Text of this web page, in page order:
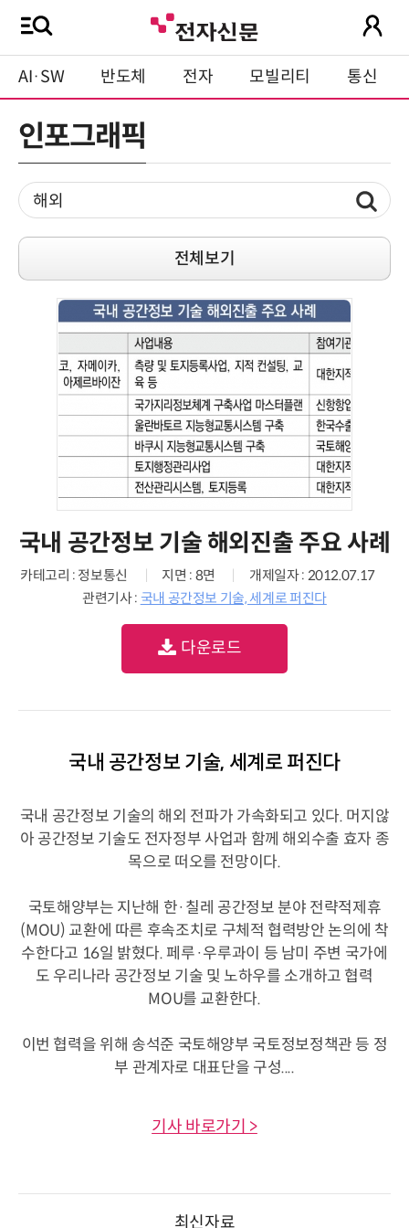
AI·SW 반도체 전자 모빌리티 통신
인포그래픽
전체보기
국내 공간정보 기술 해외진출 주요 사례
카테고리 : 정보통신 지면 : 8면
개제일자 : 2012.07.17
관련기사 : 국내 공간정보 기술, 세계로 퍼진다
다운로드
국내 공간정보 기술, 세계로 퍼진다
국내 공간정보 기술의 해외 전파가 가속화되고 있다. 머지않
아 공간정보 기술도 전자정부 사업과 함께 해외수출 효자 종
목으로 떠오를 전망이다.
국토해양부는 지난해 한·칠레 공간정보 분야 전략적제휴
(MOU) 교환에 따른 후속조치로 구체적 협력방안 논의에 착
수한다고 16일 밝혔다. 페루·우루과이 등 남미 주변 국가에
도 우리나라 공간정보 기술 및 노하우를 소개하고 협력
MOU를 교환한다.
이번 협력을 위해 송석준 국토해양부 국토정보정책관 등 정
부 관계자로 대표단을 구성....
기사 바로가기 >
최신자료